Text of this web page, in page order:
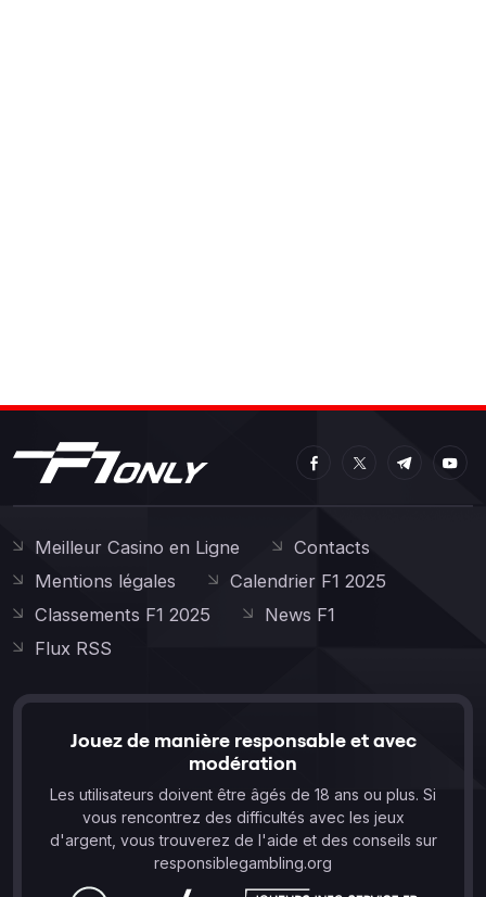
Meilleur Casino en Ligne
Contacts
Mentions légales
Calendrier F1 2025
Classements F1 2025
News F1
Flux RSS
Jouez de manière responsable et avec
modération
Les utilisateurs doivent être âgés de 18 ans ou plus. Si
vous rencontrez des difficultés avec les jeux
d'argent, vous trouverez de l'aide et des conseils sur
responsiblegambling.org